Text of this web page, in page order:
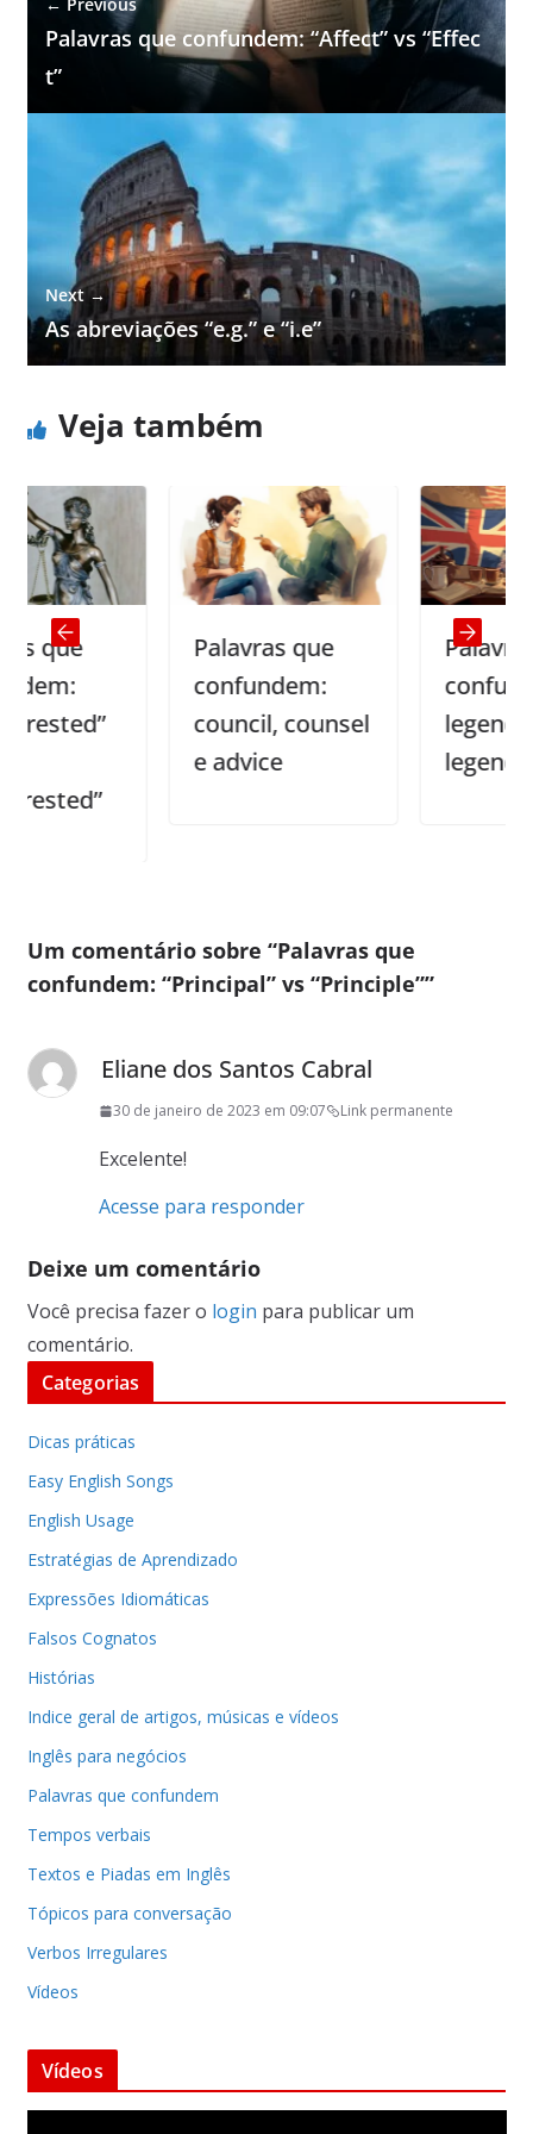
Palavras que confundem: “Affect” vs “Effec
t”
Next →
As abreviações “e.g.” e “i.e”
Veja também
Palavras que
confundem:
council, counsel
e advice
Palavras que
confundem:
legend &
legenda
Um comentário sobre “Palavras que
confundem: “Principal” vs “Principle””
Eliane dos Santos Cabral
30 de janeiro de 2023 em 09:07 Link permanente
Excelente!
Acesse para responder
Deixe um comentário
Você precisa fazer o login para publicar um
comentário.
Categorias
Dicas práticas
Easy English Songs
English Usage
Estratégias de Aprendizado
Expressões Idiomáticas
Falsos Cognatos
Histórias
Indice geral de artigos, músicas e vídeos
Inglês para negócios
Palavras que confundem
Tempos verbais
Textos e Piadas em Inglês
Tópicos para conversação
Verbos Irregulares
Vídeos
Vídeos